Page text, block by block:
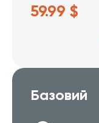
59.99 $
Базовий